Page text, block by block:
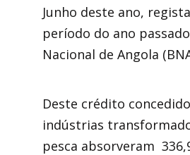
Junho deste ano,
período do ano
Nacional de Angola
Deste crédito
indústrias
pesca absorveram